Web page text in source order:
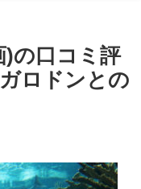
)の口コミ評
ロドンとの